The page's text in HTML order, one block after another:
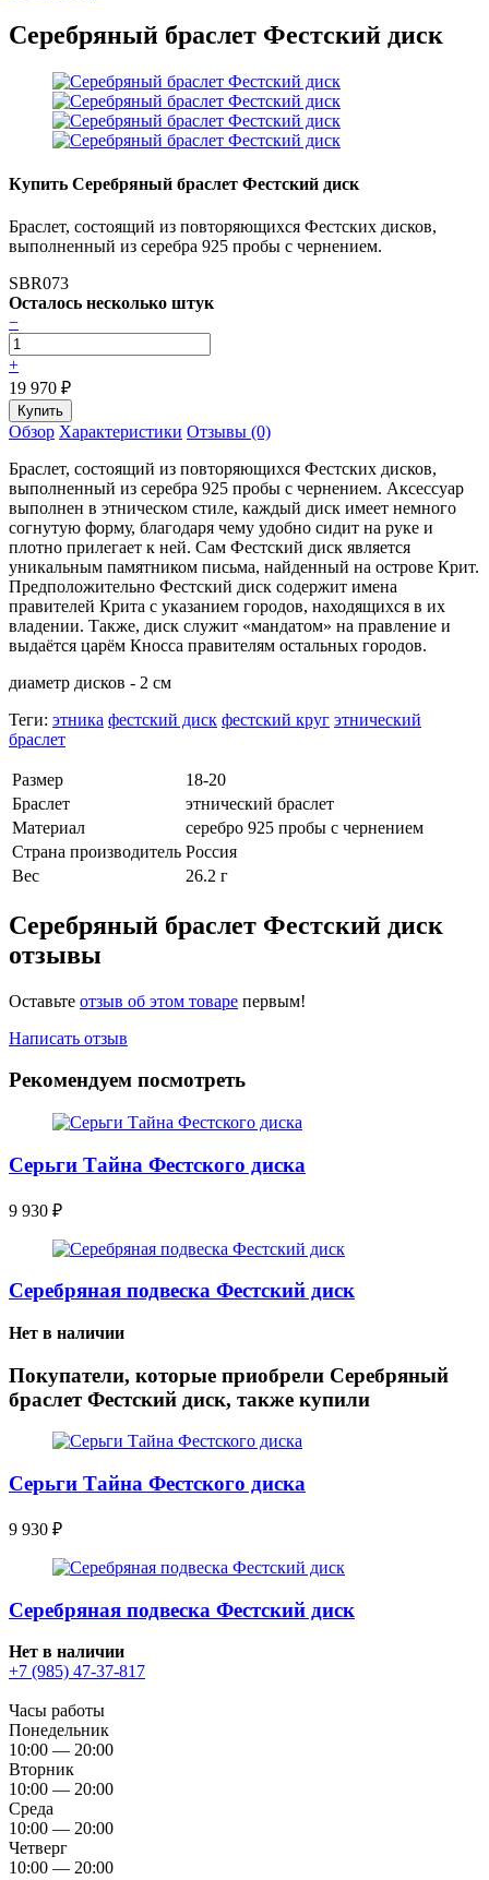
Серебряный браслет Фестский диск
Купить Серебряный браслет Фестский диск
Браслет, состоящий из повторяющихся Фестских дисков,
выполненный из серебра 925 пробы с чернением.
SBR073
Осталось несколько штук
−
+
19 970 ₽
Обзор Характеристики Отзывы (0)
Браслет, состоящий из повторяющихся Фестских дисков,
выполненный из серебра 925 пробы с чернением. Аксессуар
выполнен в этническом стиле, каждый диск имеет немного
согнутую форму, благодаря чему удобно сидит на руке и
плотно прилегает к ней. Сам Фестский диск является
уникальным памятником письма, найденный на острове Крит.
Предположительно Фестский диск содержит имена
правителей Крита с указанием городов, находящихся в их
владении. Также, диск служит «мандатом» на правление и
выдаётся царём Кносса правителям остальных городов.
диаметр дисков - 2 см
Теги: этника фестский диск фестский круг этнический
браслет
Размер
18-20
Браслет
этнический браслет
Материал
серебро 925 пробы с чернением
Страна производитель Россия
Вес
26.2 г
Серебряный браслет Фестский диск
отзывы
Оставьте отзыв об этом товаре первым!
Написать отзыв
Рекомендуем посмотреть
Серьги Тайна Фестского диска
9 930 ₽
Серебряная подвеска Фестский диск
Нет в наличии
Покупатели, которые приобрели Серебряный
браслет Фестский диск, также купили
Серьги Тайна Фестского диска
9 930 ₽
Серебряная подвеска Фестский диск
Нет в наличии
+7 (985) 47-37-817
Часы работы
Понедельник
10:00 — 20:00
Вторник
10:00 — 20:00
Среда
10:00 — 20:00
Четверг
10:00 — 20:00